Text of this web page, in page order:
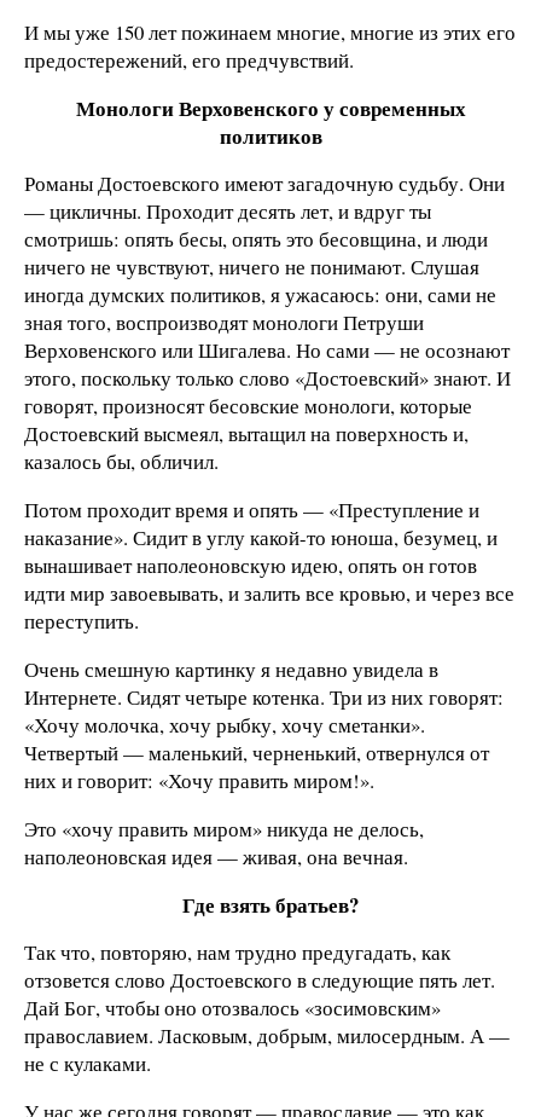
И мы уже 150 лет пожинаем многие, многие из этих его
предостережений, его предчувствий.
Монологи Верховенского у современных
политиков
Романы Достоевского имеют загадочную судьбу. Они
— цикличны. Проходит десять лет, и вдруг ты
смотришь: опять бесы, опять это бесовщина, и люди
ничего не чувствуют, ничего не понимают. Слушая
иногда думских политиков, я ужасаюсь: они, сами не
зная того, воспроизводят монологи Петруши
Верховенского или Шигалева. Но сами — не осознают
этого, поскольку только слово «Достоевский» знают. И
говорят, произносят бесовские монологи, которые
Достоевский высмеял, вытащил на поверхность и,
казалось бы, обличил.
Потом проходит время и опять — «Преступление и
наказание». Сидит в углу какой-то юноша, безумец, и
вынашивает наполеоновскую идею, опять он готов
идти мир завоевывать, и залить все кровью, и через все
переступить.
Очень смешную картинку я недавно увидела в
Интернете. Сидят четыре котенка. Три из них говорят:
«Хочу молочка, хочу рыбку, хочу сметанки».
Четвертый — маленький, черненький, отвернулся от
них и говорит: «Хочу править миром!».
Это «хочу править миром» никуда не делось,
наполеоновская идея — живая, она вечная.
Где взять братьев?
Так что, повторяю, нам трудно предугадать, как
отзовется слово Достоевского в следующие пять лет.
Дай Бог, чтобы оно отозвалось «зосимовским»
православием. Ласковым, добрым, милосердным. А —
не с кулаками.